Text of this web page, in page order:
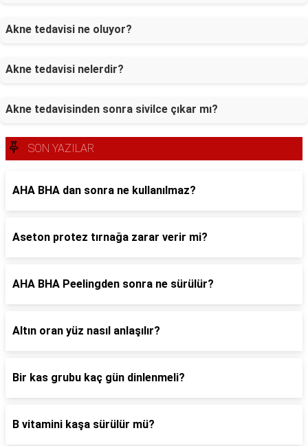
Akne tedavisi ne oluyor?
Akne tedavisi nelerdir?
Akne tedavisinden sonra sivilce çıkar mı?
SON YAZILAR
AHA BHA dan sonra ne kullanılmaz?
Aseton protez tırnağa zarar verir mi?
AHA BHA Peelingden sonra ne sürülür?
Altın oran yüz nasıl anlaşılır?
Bir kas grubu kaç gün dinlenmeli?
B vitamini kaşa sürülür mü?